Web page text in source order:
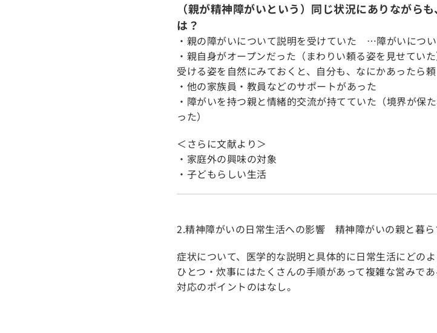
（親が精神障がいという）同じ状況にありながら
は？
・親の障がいについて説明を受けていた …障がいにつ
・親自身がオープンだった（まわりい頼る姿を見せてい
受ける姿を自然にみておくと、自分も、なにかあったら
・他の家族員・教員などのサポートがあった
・障がいを持つ親と情緒的交流が持てていた（境界が保
った）
＜さらに文献より＞
・家庭外の興味の対象
・子どもらしい生活
2.精神障がいの日常生活への影響 精神障がいの親と暮
症状について、医学的な説明と具体的に日常生活にどの
ひとつ・炊事にはたくさんの手順があって複雑な営みで
対応のポイントのはなし。